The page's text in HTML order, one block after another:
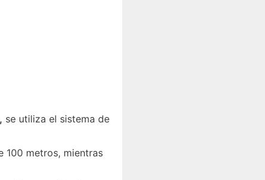
se utiliza el sistema de
100 metros, mientras